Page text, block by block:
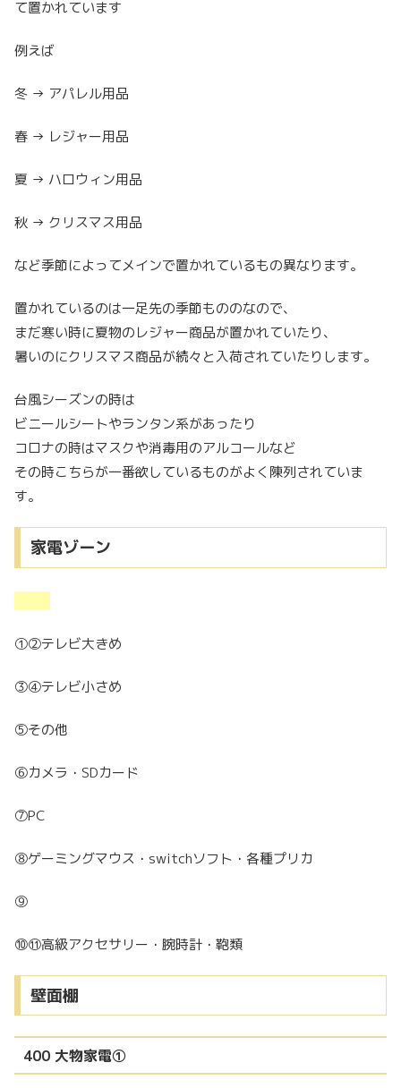
て置かれています
例えば
冬 → アパレル用品
春 → レジャー用品
夏 → ハロウィン用品
秋 → クリスマス用品
など季節によってメインで置かれているもの異なります。
置かれているのは一足先の季節もののなので、
まだ寒い時に夏物のレジャー商品が置かれていたり、
暑いのにクリスマス商品が続々と入荷されていたりします。
台風シーズンの時は
ビニールシートやランタン系があったり
コロナの時はマスクや消毒用のアルコールなど
その時こちらが一番欲しているものがよく陳列されていま
す。
家電ゾーン
①②テレビ大きめ
③④テレビ小さめ
⑤その他
⑥カメラ・SDカード
⑦PC
⑧ゲーミングマウス・switchソフト・各種プリカ
⑨
⑩⑪高級アクセサリー・腕時計・鞄類
壁面棚
400 大物家電①